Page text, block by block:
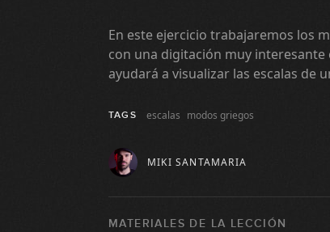
En este ejercicio trabajaremos los
con una digitación muy
ayudará a visualizar las escalas de
TAGS escalas modos griegos
MIKI SANTAMARIA
MATERIALES DE LA LECCIÓN